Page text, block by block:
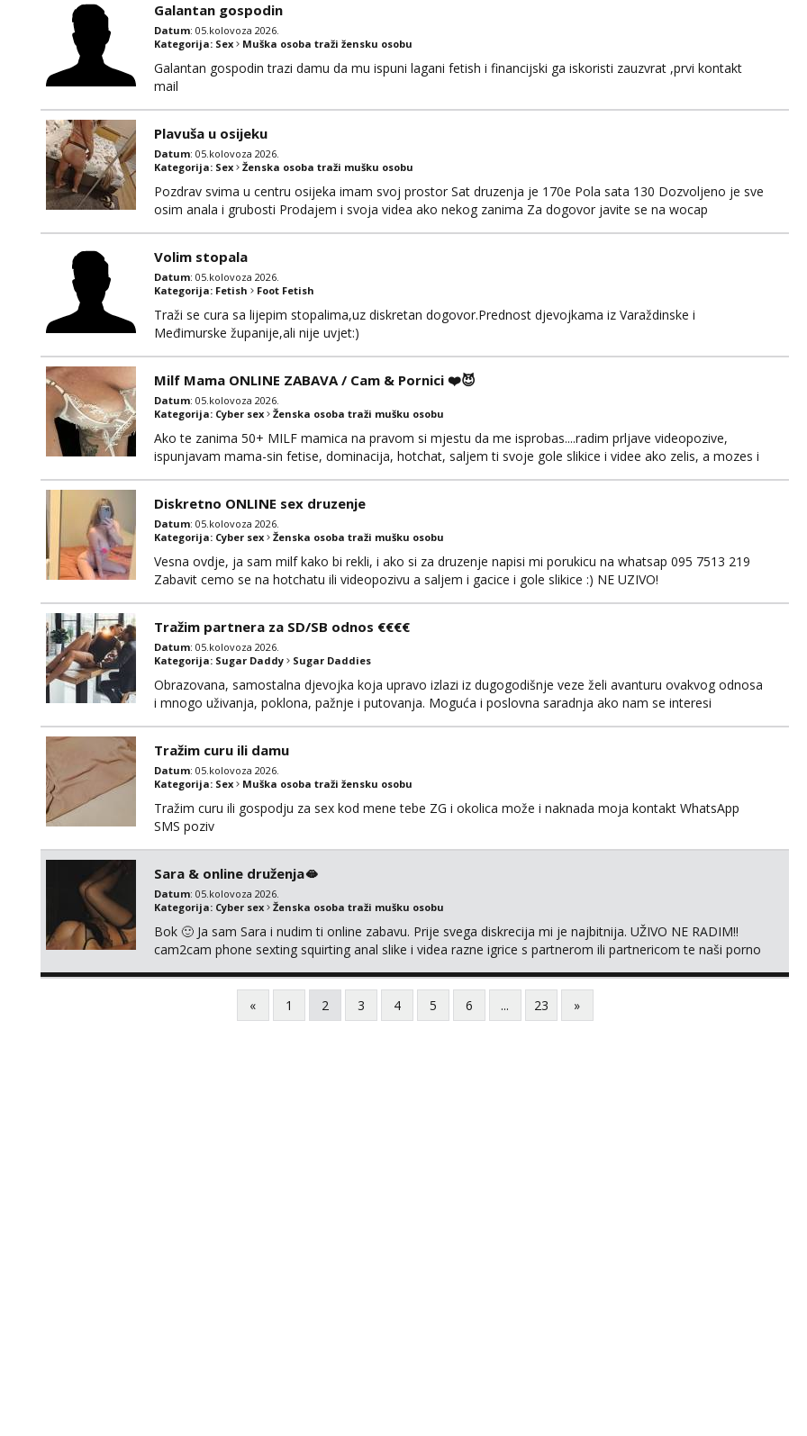
Galantan gospodin
Datum: 05.kolovoza 2026.
Kategorija: Sex Muška osoba traži žensku osobu
Galantan gospodin trazi damu da mu ispuni lagani fetish i financijski ga iskoristi zauzvrat ,prvi kontakt
mail
Plavuša u osijeku
Datum: 05.kolovoza 2026.
Kategorija: Sex Ženska osoba traži mušku osobu
Pozdrav svima u centru osijeka imam svoj prostor Sat druzenja je 170e Pola sata 130 Dozvoljeno je sve
osim anala i grubosti Prodajem i svoja videa ako nekog zanima Za dogovor javite se na wocap
Volim stopala
Datum: 05.kolovoza 2026.
Kategorija: Fetish Foot Fetish
Traži se cura sa lijepim stopalima,uz diskretan dogovor.Prednost djevojkama iz Varaždinske i
Međimurske županije,ali nije uvjet:)
Milf Mama ONLINE ZABAVA / Cam & Pornici ❤️😈
Datum: 05.kolovoza 2026.
Kategorija: Cyber sex Ženska osoba traži mušku osobu
Ako te zanima 50+ MILF mamica na pravom si mjestu da me isprobas....radim prljave videopozive,
ispunjavam mama-sin fetise, dominacija, hotchat, saljem ti svoje gole slikice i videe ako zelis, a mozes i
Diskretno ONLINE sex druzenje
Datum: 05.kolovoza 2026.
Kategorija: Cyber sex Ženska osoba traži mušku osobu
Vesna ovdje, ja sam milf kako bi rekli, i ako si za druzenje napisi mi porukicu na whatsap 095 7513 219
Zabavit cemo se na hotchatu ili videopozivu a saljem i gacice i gole slikice :) NE UZIVO!
Tražim partnera za SD/SB odnos €€€€
Datum: 05.kolovoza 2026.
Kategorija: Sugar Daddy Sugar Daddies
Obrazovana, samostalna djevojka koja upravo izlazi iz dugogodišnje veze želi avanturu ovakvog odnosa
i mnogo uživanja, poklona, pažnje i putovanja. Moguća i poslovna saradnja ako nam se interesi
Tražim curu ili damu
Datum: 05.kolovoza 2026.
Kategorija: Sex Muška osoba traži žensku osobu
Tražim curu ili gospodju za sex kod mene tebe ZG i okolica može i naknada moja kontakt WhatsApp
SMS poziv
Sara & online druženja🫦
Datum: 05.kolovoza 2026.
Kategorija: Cyber sex Ženska osoba traži mušku osobu
Bok 🙂 Ja sam Sara i nudim ti online zabavu. Prije svega diskrecija mi je najbitnija. UŽIVO NE RADIM!!
cam2cam phone sexting squirting anal slike i videa razne igrice s partnerom ili partnericom te naši porno
« 1 2 3 4 5 6 ... 23 »